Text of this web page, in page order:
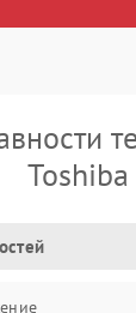
Toshiba